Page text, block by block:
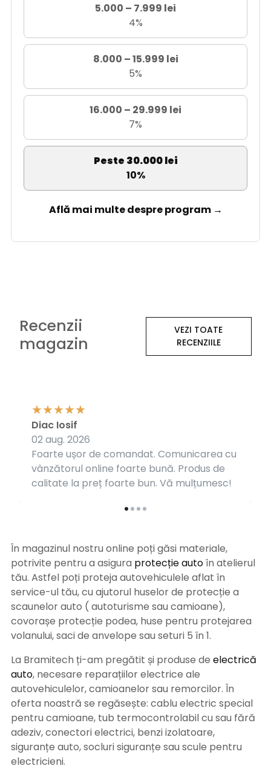
5.000 – 7.999 lei
4%
8.000 – 15.999 lei
5%
16.000 – 29.999 lei
7%
Peste 30.000 lei
10%
Află mai multe despre program →
Recenzii
magazin
VEZI TOATE
RECENZIILE
Foarte ușor de comandat. Comunicarea cu
vânzătorul online foarte bună. Produs de
calitate la preț foarte bun. Vă mulțumesc!
Diac Iosif
02 aug. 2026
În magazinul nostru online poți găsi materiale,
potrivite pentru a asigura protecție autoîn atelierul
tău. Astfel poți proteja autovehiculele aflat în
service-ul tău, cu ajutorul huselor de protecție a
scaunelor auto ( autoturisme sau camioane),
covorașe protecție podea, huse pentru protejarea
volanului, saci de anvelope sau seturi 5 în 1.
La Bramitech ți-am pregătit și produse de electrică
auto, necesare reparațiilor electrice ale
autovehiculelor, camioanelor sau remorcilor. În
oferta noastră se regăsește: cablu electric special
pentru camioane, tub termocontrolabil cu sau fără
adeziv, conectori electrici, benzi izolatoare,
siguranțe auto, socluri siguranțe sau scule pentru
electricieni.